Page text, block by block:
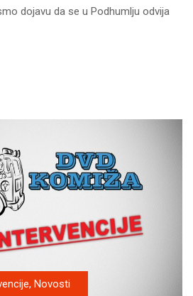
dojavu da se u Podhumlju odvija
, Novosti